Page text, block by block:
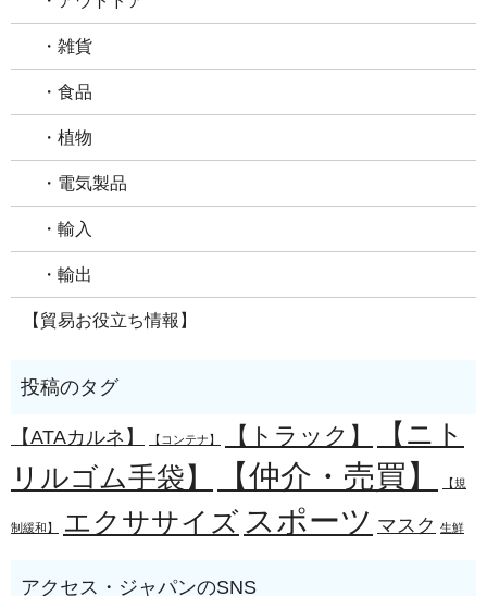
・雑貨
・食品
・植物
・電気製品
・輸入
・輸出
【貿易お役立ち情報】
【ATAカルネ】 【コンテナ】 【トラック】
【ニト
リルゴム手袋】
【仲介・売買】 【規
制緩和】 エクササイズ スポーツ マスク 生鮮